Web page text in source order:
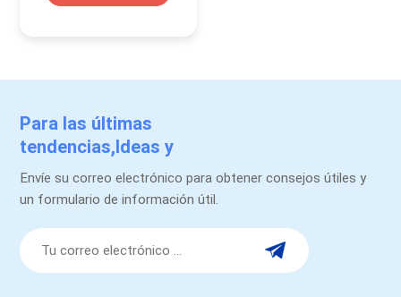
Para las últimas
tendencias,Ideas y
promociones.
Envíe su correo electrónico para obtener consejos útiles y
un formulario de información útil.